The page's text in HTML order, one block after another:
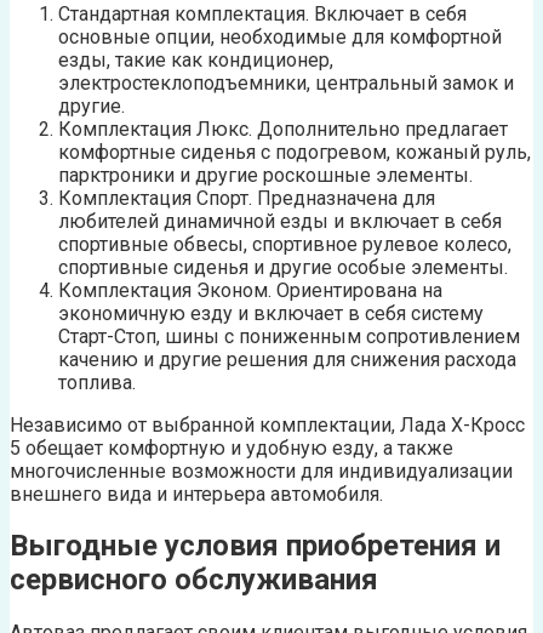
Стандартная комплектация. Включает в себя
основные опции, необходимые для комфортной
езды, такие как кондиционер,
электростеклоподъемники, центральный замок и
другие.
Комплектация Люкс. Дополнительно предлагает
комфортные сиденья с подогревом, кожаный руль,
парктроники и другие роскошные элементы.
Комплектация Спорт. Предназначена для
любителей динамичной езды и включает в себя
спортивные обвесы, спортивное рулевое колесо,
спортивные сиденья и другие особые элементы.
Комплектация Эконом. Ориентирована на
экономичную езду и включает в себя систему
Старт-Стоп, шины с пониженным сопротивлением
качению и другие решения для снижения расхода
топлива.
Независимо от выбранной комплектации, Лада Х-Кросс
5 обещает комфортную и удобную езду, а также
многочисленные возможности для индивидуализации
внешнего вида и интерьера автомобиля.
Выгодные условия приобретения и
сервисного обслуживания